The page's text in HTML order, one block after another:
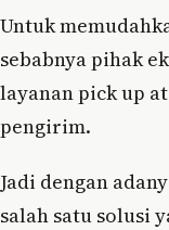
Untuk
sebabnya pihak
layanan pick up
pengirim.
Jadi dengan
salah satu solusi